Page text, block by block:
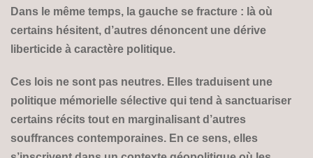
Dans le même temps, la gauche se fracture : là où
certains hésitent, d’autres dénoncent une dérive
liberticide à caractère politique.
Ces lois ne sont pas neutres. Elles traduisent une
politique mémorielle sélective qui tend à sanctuariser
certains récits tout en marginalisant d’autres
souffrances contemporaines. En ce sens, elles